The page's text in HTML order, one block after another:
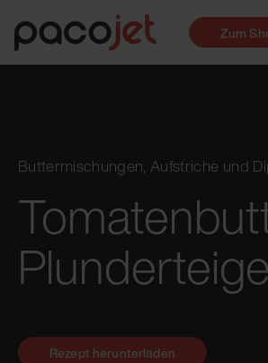
Zum
Buttermischungen, Aufstriche und
Plunderteige
Rezept herunterladen